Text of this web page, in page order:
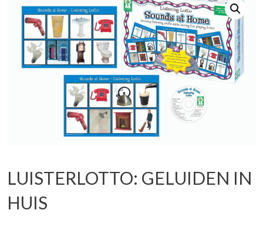
LUISTERLOTTO: GELUIDEN IN
HUIS